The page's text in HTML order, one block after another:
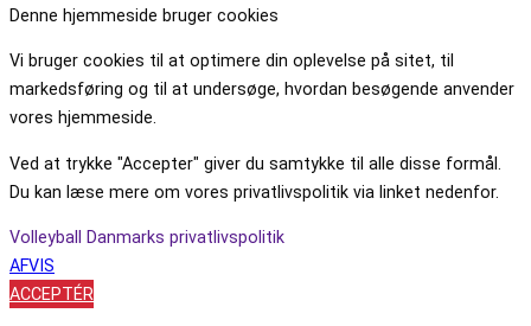
Denne hjemmeside bruger cookies
Vi bruger cookies til at optimere din oplevelse på sitet, til
markedsføring og til at undersøge, hvordan besøgende anvender
vores hjemmeside.
Ved at trykke "Accepter" giver du samtykke til alle disse formål.
Du kan læse mere om vores privatlivspolitik via linket nedenfor.
Volleyball Danmarks privatlivspolitik
AFVIS
ACCEPTÉR